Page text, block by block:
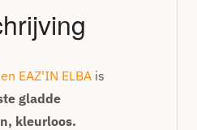
EAZ'IN ELBA is
gladde
kleurloos.